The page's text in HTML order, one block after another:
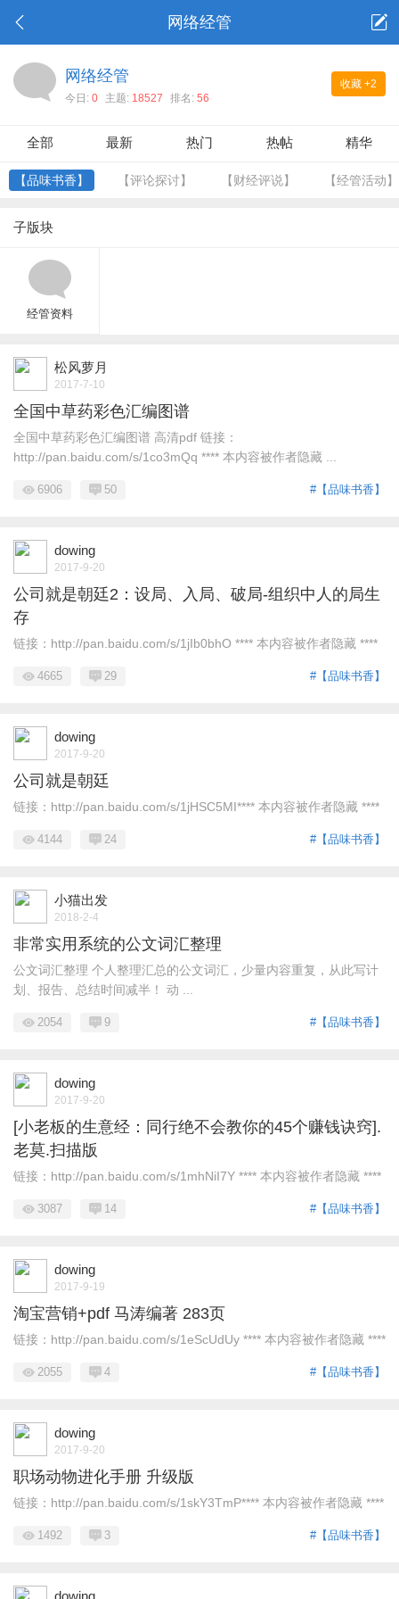
网络经管
收藏 +2
网络经管
今日: 0 主题: 18527 排名: 56
全部 最新 热门 热帖 精华
【品味书香】 【评论探讨】 【财经评说】 【经管活动】
子版块
经管资料
松风萝月
2017-7-10
全国中草药彩色汇编图谱
全国中草药彩色汇编图谱 高清pdf 链接：
http://pan.baidu.com/s/1co3mQq **** 本内容被作者隐藏 ...
#【品味书香】
6906 50
dowing
2017-9-20
公司就是朝廷2：设局、入局、破局-组织中人的局生
存
链接：http://pan.baidu.com/s/1jIb0bhO **** 本内容被作者隐藏 ****
#【品味书香】
4665 29
dowing
2017-9-20
公司就是朝廷
链接：http://pan.baidu.com/s/1jHSC5MI**** 本内容被作者隐藏 ****
#【品味书香】
4144 24
小猫出发
2018-2-4
非常实用系统的公文词汇整理
公文词汇整理 个人整理汇总的公文词汇，少量内容重复，从此写计
划、报告、总结时间减半！ 动 ...
#【品味书香】
2054 9
dowing
2017-9-20
[小老板的生意经：同行绝不会教你的45个赚钱诀窍].
老莫.扫描版
链接：http://pan.baidu.com/s/1mhNiI7Y **** 本内容被作者隐藏 ****
#【品味书香】
3087 14
dowing
2017-9-19
淘宝营销+pdf 马涛编著 283页
链接：http://pan.baidu.com/s/1eScUdUy **** 本内容被作者隐藏 ****
#【品味书香】
2055 4
dowing
2017-9-20
职场动物进化手册 升级版
链接：http://pan.baidu.com/s/1skY3TmP**** 本内容被作者隐藏 ****
#【品味书香】
1492 3
dowing